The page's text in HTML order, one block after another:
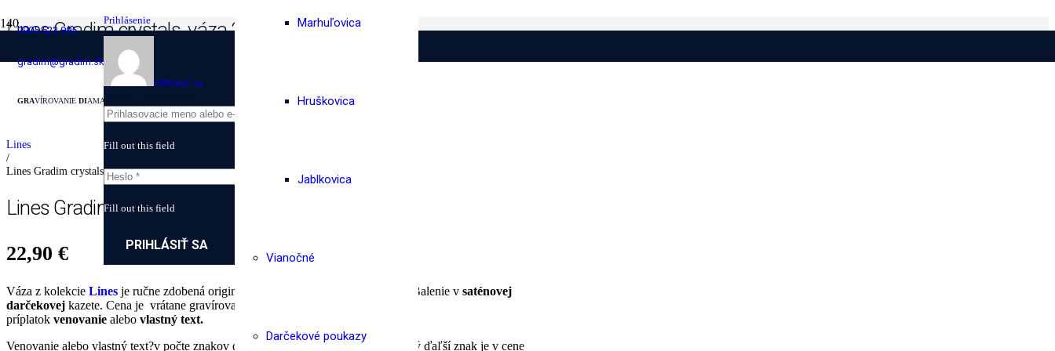
0905 523 995
gradim@gradim.sk
Prihlásenie
Odhlásiť sa
Fill out this field
Fill out this field
PRIHLÁSIŤ SA
GRAVÍROVANIE DIAMANTOVOU
Marhuľovica
Hruškovica
Jablkovica
Vianočné
Darčekové poukazy
Lines Gradim crystals, váza 250 mm
Domovská stránka
Lines
/
Lines Gradim crystals, váza 250 mm
Lines Gradim crystals, váza 250 mm
22,90 €
Váza z kolekcie Lines je ručne zdobená originál kryštálmi . Balenie v saténovej
darčekovej kazete. Cena je vrátane gravírovania. Možnosť
príplatok venovanie alebo vlastný text.
Venovanie alebo vlastný text?v počte znakov do 30 vrátane je v cene 9,90 €. Každý ďaľší znak je v cene